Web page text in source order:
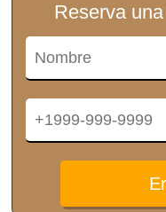
Reserva